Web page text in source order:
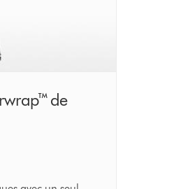
de